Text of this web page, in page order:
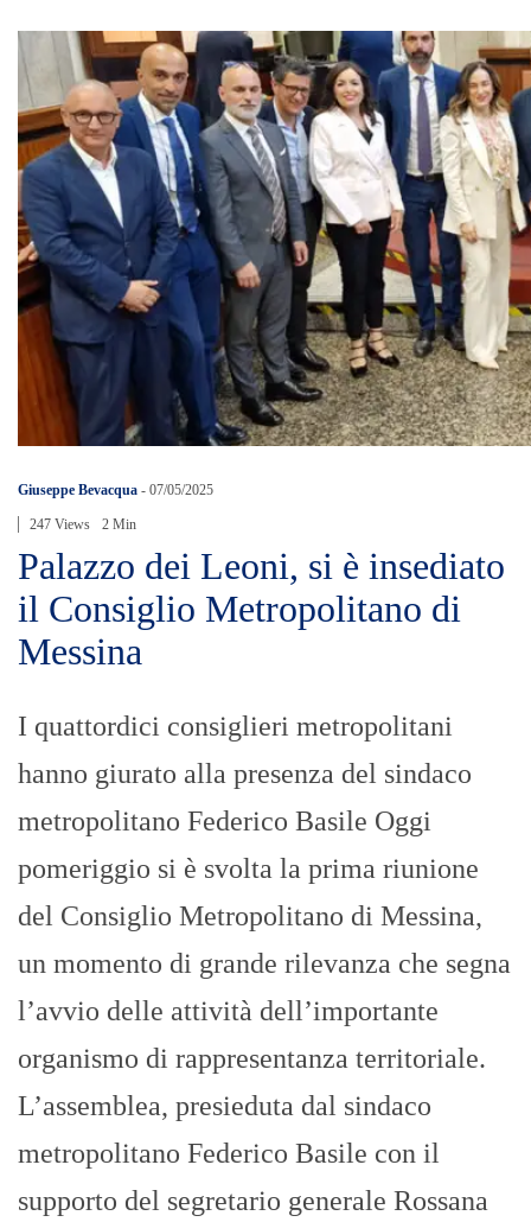
Giuseppe Bevacqua - 07/05/2025
247 Views 2 Min
Palazzo dei Leoni, si è insediato
il Consiglio Metropolitano di
Messina
I quattordici consiglieri metropolitani
hanno giurato alla presenza del sindaco
metropolitano Federico Basile Oggi
pomeriggio si è svolta la prima riunione
del Consiglio Metropolitano di Messina,
un momento di grande rilevanza che segna
l’avvio delle attività dell’importante
organismo di rappresentanza territoriale.
L’assemblea, presieduta dal sindaco
metropolitano Federico Basile con il
supporto del segretario generale Rossana